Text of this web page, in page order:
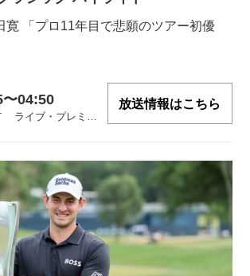
寛 「プロ11年目で悲願のツアー初優
04:50
フジテレビＮＥＸＴ ライブ・プレミアム
放送情報はこちら